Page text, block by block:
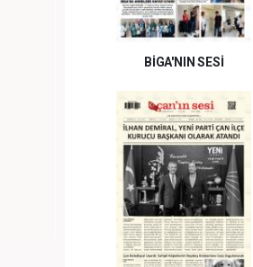
BİGA'NIN SESİ